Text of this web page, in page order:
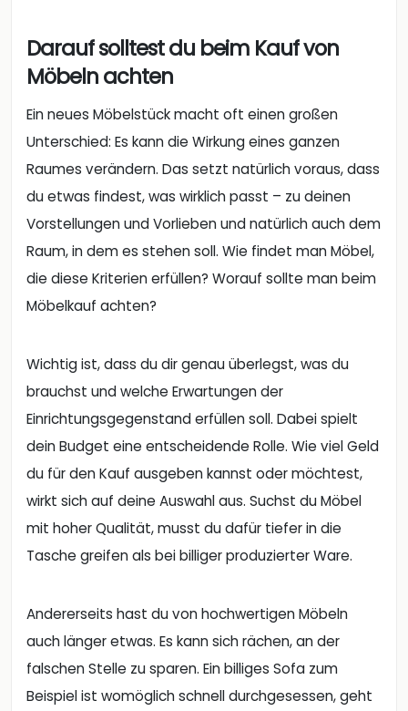
Darauf solltest du beim Kauf von
Möbeln achten
Ein neues Möbelstück macht oft einen großen
Unterschied: Es kann die Wirkung eines ganzen
Raumes verändern. Das setzt natürlich voraus, dass
du etwas findest, was wirklich passt – zu deinen
Vorstellungen und Vorlieben und natürlich auch dem
Raum, in dem es stehen soll. Wie findet man Möbel,
die diese Kriterien erfüllen? Worauf sollte man beim
Möbelkauf achten?
Wichtig ist, dass du dir genau überlegst, was du
brauchst und welche Erwartungen der
Einrichtungsgegenstand erfüllen soll. Dabei spielt
dein Budget eine entscheidende Rolle. Wie viel Geld
du für den Kauf ausgeben kannst oder möchtest,
wirkt sich auf deine Auswahl aus. Suchst du Möbel
mit hoher Qualität, musst du dafür tiefer in die
Tasche greifen als bei billiger produzierter Ware.
Andererseits hast du von hochwertigen Möbeln
auch länger etwas. Es kann sich rächen, an der
falschen Stelle zu sparen. Ein billiges Sofa zum
Beispiel ist womöglich schnell durchgesessen, geht